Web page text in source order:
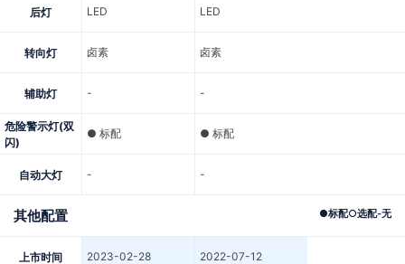
后灯 LED LED
转向灯 卤素 卤素
辅助灯 - -
危险警示灯(双
闪)
● 标配 ● 标配
自动大灯 - -
其他配置 ●标配○选配-无
上市时间 2023-02-28 2022-07-12